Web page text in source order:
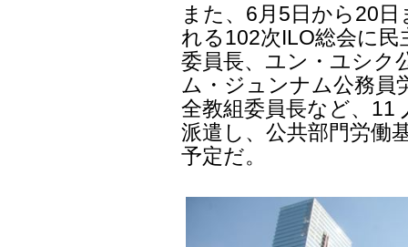
また、6月5日から20
れる102次ILO総会に
委員長、ユン・ユシク
ム・ジュンナム公務員
全教組委員長など、11
派遣し、公共部門労働
予定だ。